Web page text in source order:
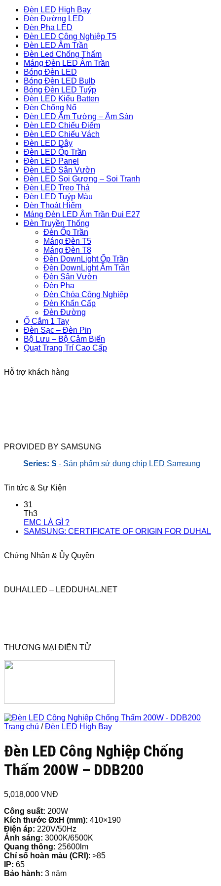
Đèn LED High Bay
Đèn Đường LED
Đèn Pha LED
Đèn LED Công Nghiệp T5
Đèn LED Âm Trần
Đèn Led Chống Thấm
Máng Đèn LED Âm Trần
Bóng Đèn LED
Bóng Đèn LED Bulb
Bóng Đèn LED Tuýp
Đèn LED Kiểu Batten
Đèn Chống Nổ
Đèn LED Âm Tường – Âm Sàn
Đèn LED Chiếu Điểm
Đèn LED Chiếu Vách
Đèn LED Dây
Đèn LED Ốp Trần
Đèn LED Panel
Đèn LED Sân Vườn
Đèn LED Soi Gương – Soi Tranh
Đèn LED Treo Thả
Đèn LED Tuýp Màu
Đèn Thoát Hiểm
Máng Đèn LED Âm Trần Đui E27
Đèn Truyền Thống
Đèn Ốp Trần
Máng Đèn T5
Máng Đèn T8
Đèn DownLight Ốp Trần
Đèn DownLight Âm Trần
Đèn Sân Vườn
Đèn Pha
Đèn Chóa Công Nghiệp
Đèn Khẩn Cấp
Đèn Đường
Ổ Cắm 1 Tay
Đèn Sạc – Đèn Pin
Bộ Lưu – Bộ Cảm Biến
Quạt Trang Trí Cao Cấp
Hỗ trợ khách hàng
PROVIDED BY SAMSUNG
Series: S - Sản phẩm sử dụng chip LED Samsung
Tin tức & Sự Kiện
31
Th3
EMC LÀ GÌ ?
SAMSUNG: CERTIFICATE OF ORIGIN FOR DUHAL
Chứng Nhận & Ủy Quyền
DUHALLED – LEDDUHAL.NET
THƯƠNG MẠI ĐIỆN TỬ
Trang chủ / Đèn LED High Bay
Đèn LED Công Nghiệp Chống
Thấm 200W – DDB200
5,018,000 VNĐ
Công suất: 200W
Kích thước ØxH (mm): 410×190
Điện áp: 220V/50Hz
Ánh sáng: 3000K/6500K
Quang thông: 25600lm
Chỉ số hoàn màu (CRI): >85
IP: 65
Bảo hành: 3 năm